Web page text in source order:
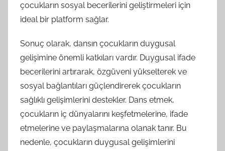
çocukların sosyal becerilerini geliştirmeleri için
ideal bir platform sağlar.
Sonuç olarak, dansın çocukların duygusal
gelişimine önemli katkıları vardır. Duygusal ifade
becerilerini artırarak, özgüveni yükselterek ve
sosyal bağlantıları güçlendirerek çocukların
sağlıklı gelişimlerini destekler. Dans etmek,
çocukların iç dünyalarını keşfetmelerine, ifade
etmelerine ve paylaşmalarına olanak tanır. Bu
nedenle, çocukların duygusal gelişimlerini